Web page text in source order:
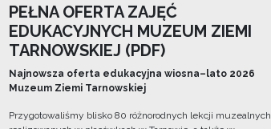
PEŁNA OFERTA ZAJĘĆ
EDUKACYJNYCH MUZEUM ZIEMI
TARNOWSKIEJ (PDF)
Najnowsza oferta edukacyjna wiosna–lato 2026
Muzeum Ziemi Tarnowskiej
Przygotowaliśmy blisko 80 różnorodnych lekcji muzealnych